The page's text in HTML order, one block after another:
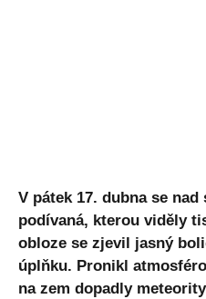
V pátek 17. dubna se
podívaná, kterou viděly
obloze se zjevil jasný
úplňku. Pronikl
na zem dopadly